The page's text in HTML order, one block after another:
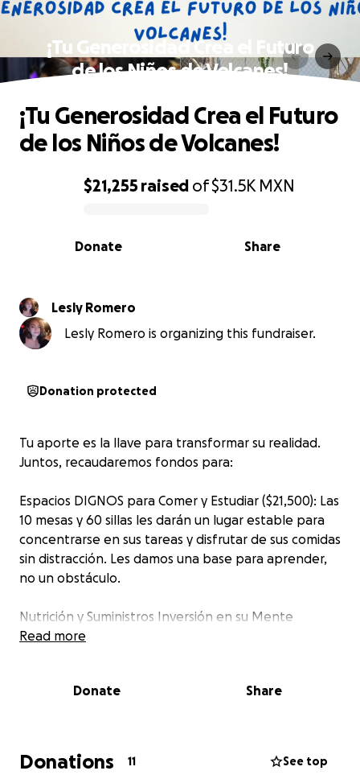
¡Tu Generosidad Crea el Futuro
de los Niños de Volcanes!
0% complete
$21,255 raised of$31.5K MXN
Share
Donate
¡Tu Generosidad Crea el Futuro
de los Niños de Volcanes!
Lesly Romero
Lesly Romero is organizing this fundraiser.
Donation protected
Tu aporte es la llave para transformar su realidad.
Juntos, recaudaremos fondos para:
Espacios DIGNOS para Comer y Estudiar ($21,500): Las
10 mesas y 60 sillas les darán un lugar estable para
concentrarse en sus tareas y disfrutar de sus comidas
sin distracción. Les damos una base para aprender,
no un obstáculo.
Nutrición y Suministros Inversión en su Mente
($5,000):
centre en el estudio, no en el hambre.
crayones, lápices de colores y marcadores, recursos
básicos que encienden su creatividad.
Read more
Donate Share
Donations 11 See top